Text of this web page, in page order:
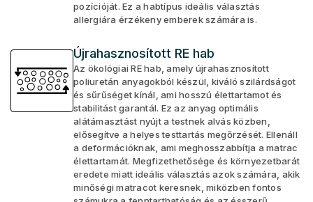
pozícióját. Ez a habtípus ideális választás
allergiára érzékeny emberek számára is.
Újrahasznosított RE hab
Az ökológiai RE hab, amely újrahasznosított
poliuretán anyagokból készül, kiváló szilárdságot
és sűrűséget kínál, ami hosszú élettartamot és
stabilitást garantál. Ez az anyag optimális
alátámasztást nyújt a testnek alvás közben,
elősegítve a helyes testtartás megőrzését. Ellenáll
a deformációknak, ami meghosszabbítja a matrac
élettartamát. Megfizethetősége és környezetbarát
eredete miatt ideális választás azok számára, akik
minőségi matracot keresnek, miközben fontos